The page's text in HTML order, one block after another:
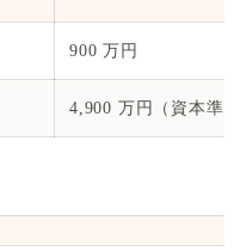
900 万円
4,900 万円（資本準